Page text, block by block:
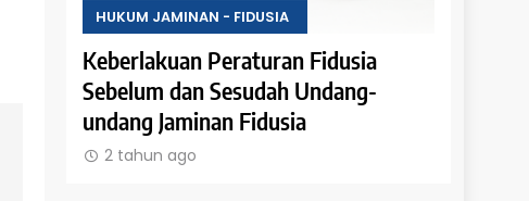
HUKUM JAMINAN - FIDUSIA
Keberlakuan Peraturan Fidusia
Sebelum dan Sesudah Undang-
undang Jaminan Fidusia
2 tahun ago